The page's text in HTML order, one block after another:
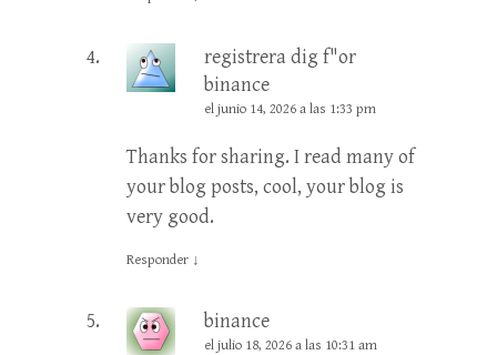
registrera dig f"or
binance
el junio 14, 2026 a las 1:33 pm
Thanks for sharing. I read many of
your blog posts, cool, your blog is
very good.
Responder ↓
binance
el julio 18, 2026 a las 10:31 am